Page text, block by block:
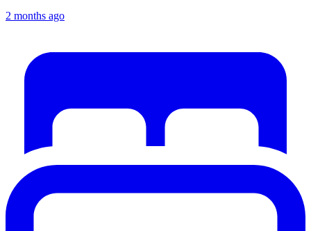
2 months ago